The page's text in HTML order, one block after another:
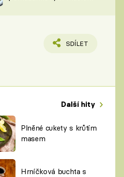
SDÍLET
Další hity
Plněné cukety s krůtím
masem
Hrníčková buchta s